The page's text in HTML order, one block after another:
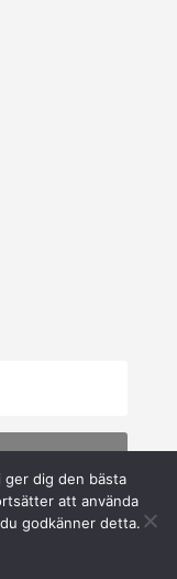
|
dig den bästa
att använda
godkänner detta.